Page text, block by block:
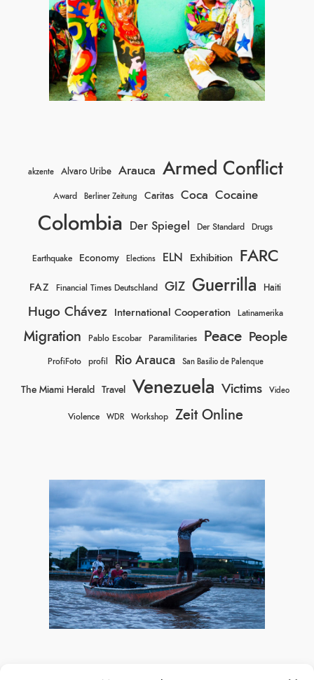
akzente Alvaro Uribe Arauca Armed Conflict
Award Berliner Zeitung Caritas Coca Cocaine
Colombia Der Spiegel Der Standard Drugs
Earthquake Economy Elections ELN Exhibition FARC
FAZ Financial Times Deutschland GIZ Guerrilla Haiti
Hugo Chávez International Cooperation Latinamerika
Migration Pablo Escobar Paramilitaries Peace People
ProfiFoto profil Rio Arauca San Basilio de Palenque
The Miami Herald Travel Venezuela Victims Video
Violence WDR Workshop Zeit Online